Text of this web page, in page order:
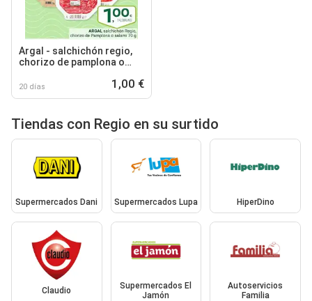
Argal - salchichón regio,
chorizo de pamplona o
20 días 1,00 €
Tiendas con Regio en su surtido
Supermercados Dani Supermercados Lupa HiperDino
Claudio
Supermercados El
Jamón
Autoservicios
Familia